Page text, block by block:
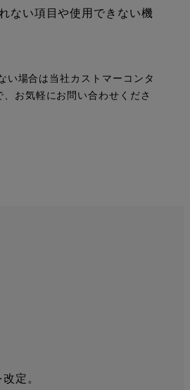
ない項目や使用できない機
い場合は当社カストマーコンタ
お気軽にお問い合わせくださ
定。